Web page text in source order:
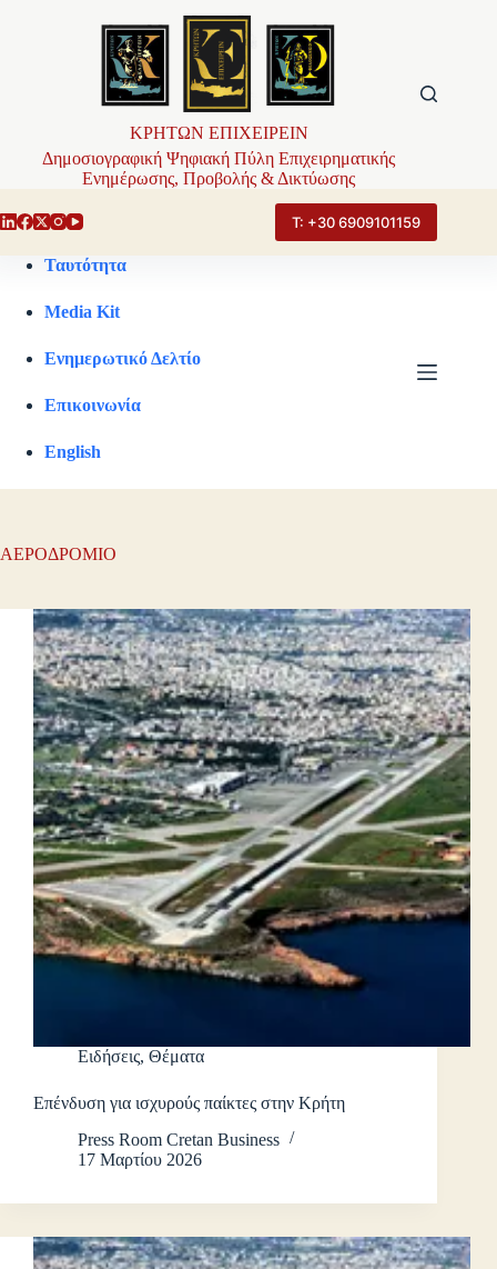
ΚΡΗΤΩΝ ΕΠΙΧΕΙΡΕΙΝ
Δημοσιογραφική Ψηφιακή Πύλη Επιχειρηματικής
Ενημέρωσης, Προβολής & Δικτύωσης
Τ: +30 6909101159
Ταυτότητα
Media Kit
Ενημερωτικό Δελτίο
Επικοινωνία
English
ΑΕΡΟΔΡΟΜΙΟ
Ειδήσεις, Θέματα
Επένδυση για ισχυρούς παίκτες στην Κρήτη
Press Room Cretan Business
17 Μαρτίου 2026